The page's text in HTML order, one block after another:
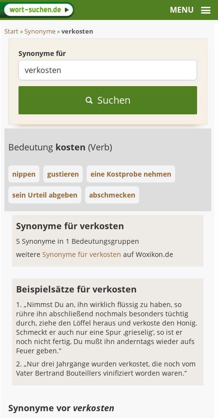
Start»Synonyme»verkosten
Synonyme für
Suchen
Bedeutung kosten(Verb)
nippen gustieren eine Kostprobe nehmen
sein Urteil abgeben abschmecken
Synonyme für verkosten
5 Synonyme in 1 Bedeutungsgruppen
weitereSynonyme für verkostenauf Woxikon.de
Beispielsätze für verkosten
„Nimmst Du an, ihn wirklich flüssig zu haben, so
rühre ihn abschließend nochmals besonders tüchtig
durch, ziehe den Löffel heraus und verkoste den Honig.
Schmeckt er auch nur eine Spur ‚grieselig‘, so ist er
noch nicht fertig, Du mußt ihn anderntags wieder aufs
Feuer geben.“
„Nur drei Jahrgänge wurden verkostet, die noch vom
Vater Bertrand Bouteillers vinifiziert worden waren.“
Synonyme vor verkosten